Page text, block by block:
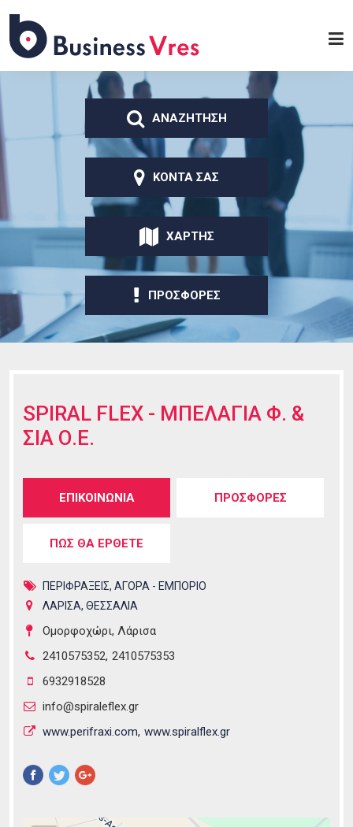
κυρίως περιεχόμενο
Business
ΑΝΑΖΗΤΗΣΗ
ΚΟΝΤΑ ΣΑΣ
ΧΑΡΤΗΣ
ΠΡΟΣΦΟΡΕΣ
SPIRAL FLEX - ΜΠΕΛΑΓΙΑ Φ. &
ΣΙΑ Ο.Ε.
Tabs group καταχώρησης
ΕΠΙΚΟΙΝΩΝΙΑ
καρτέλα)
ΠΡΟΣΦΟΡΕΣ
ΠΩΣ ΘΑ ΕΡΘΕΤΕ
ΠΕΡΙΦΡΑΞΕΙΣ, ΑΓΟΡΑ - ΕΜΠΟΡΙΟ
ΛΑΡΙΣΑ, ΘΕΣΣΑΛΙΑ
Ομορφοχώρι, Λάρισα
2410575352 2410575353
6932918528
info@spiraleflex.gr
www.perifraxi.com www.spiralflex.gr